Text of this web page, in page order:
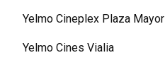
Yelmo Cineplex Plaza Mayor
Yelmo Cines Vialia